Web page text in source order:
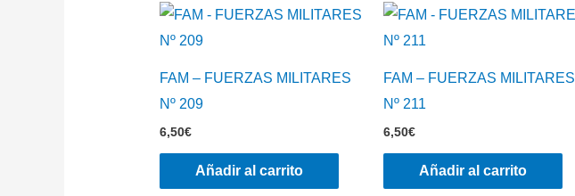
FAM – FUERZAS MILITARES
Nº 209
6,50€
Añadir al carrito
FAM – FUERZAS MILITARES
Nº 211
6,50€
Añadir al carrito